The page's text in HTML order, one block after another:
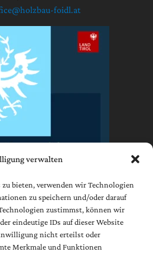
verwalten
bieten, verwenden wir Technologien
zu speichern und/oder darauf
zustimmst, können wir
eindeutige IDs auf dieser Website
nicht erteilst oder
Merkmale und Funktionen
foidl.at
Impressum
AGB